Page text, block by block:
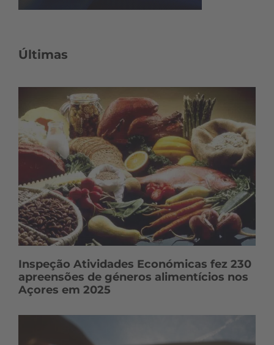
Últimas
Inspeção Atividades Económicas fez 230
apreensões de géneros alimentícios nos
Açores em 2025